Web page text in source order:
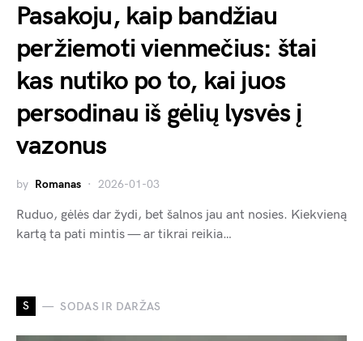
Pasakoju, kaip bandžiau
peržiemoti vienmečius: štai
kas nutiko po to, kai juos
persodinau iš gėlių lysvės į
vazonus
by Romanas 2026-01-03
Ruduo, gėlės dar žydi, bet šalnos jau ant nosies. Kiekvieną
kartą ta pati mintis — ar tikrai reikia…
S SODAS IR DARŽAS